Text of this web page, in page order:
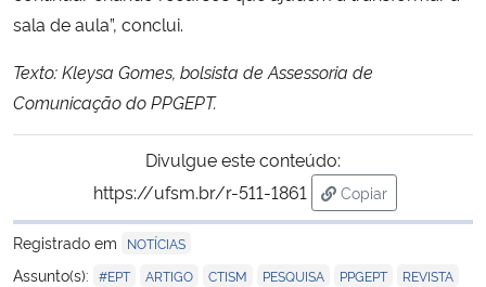
sala de aula”, conclui.
Texto: Kleysa Gomes, bolsista de Assessoria de
Comunicação do PPGEPT.
Divulgue este conteúdo:
https://ufsm.br/r-511-1861
Copiar
para área de
Registrado em
NOTÍCIAS
Assunto(s): #EPT ARTIGO CTISM PESQUISA PPGEPT REVISTA